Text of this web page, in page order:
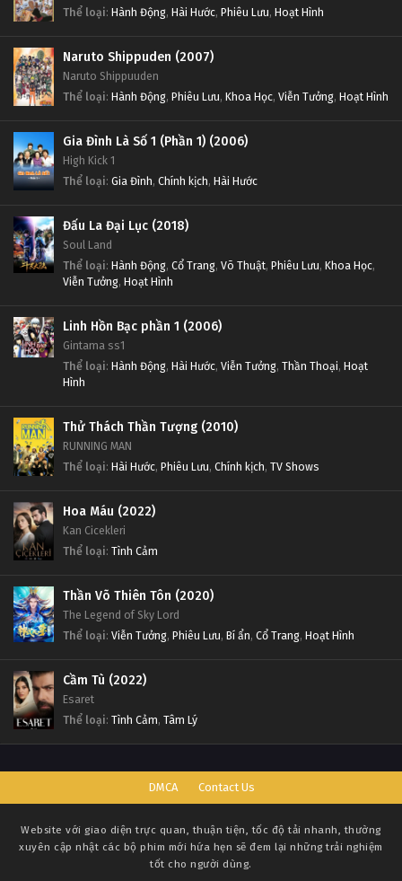
Thể loại: Hành Động, Hài Hước, Phiêu Lưu, Hoạt Hình
Naruto Shippuden (2007)
Naruto Shippuuden
Thể loại: Hành Động, Phiêu Lưu, Khoa Học, Viễn Tưởng, Hoạt Hình
Gia Đình Là Số 1 (Phần 1) (2006)
High Kick 1
Thể loại: Gia Đình, Chính kịch, Hài Hước
Đấu La Đại Lục (2018)
Soul Land
Thể loại: Hành Động, Cổ Trang, Võ Thuật, Phiêu Lưu, Khoa Học,
Viễn Tưởng, Hoạt Hình
Linh Hồn Bạc phần 1 (2006)
Gintama ss1
Thể loại: Hành Động, Hài Hước, Viễn Tưởng, Thần Thoại, Hoạt
Hình
Thử Thách Thần Tượng (2010)
RUNNING MAN
Thể loại: Hài Hước, Phiêu Lưu, Chính kịch, TV Shows
Hoa Máu (2022)
Kan Cicekleri
Thể loại: Tình Cảm
Thần Võ Thiên Tôn (2020)
The Legend of Sky Lord
Thể loại: Viễn Tưởng, Phiêu Lưu, Bí ẩn, Cổ Trang, Hoạt Hình
Cầm Tù (2022)
Esaret
Thể loại: Tình Cảm, Tâm Lý
DMCA Contact Us
Website với giao diện trực quan, thuận tiện, tốc độ tải nhanh, thường
xuyên cập nhật các bộ phim mới hứa hẹn sẽ đem lại những trải nghiệm
tốt cho người dùng.